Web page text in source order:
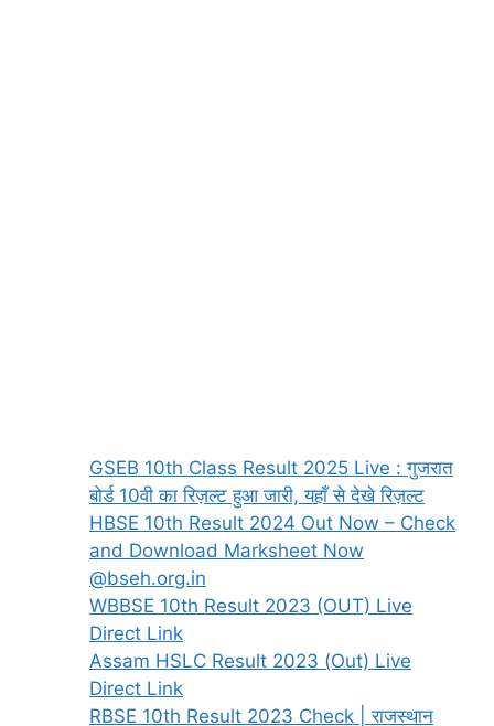
GSEB 10th Class Result 2025 Live : गुजरात
बोर्ड 10वी का रिज़ल्ट हुआ जारी, यहाँ से देखे रिज़ल्ट
HBSE 10th Result 2024 Out Now – Check
and Download Marksheet Now
@bseh.org.in
WBBSE 10th Result 2023 (OUT) Live
Direct Link
Assam HSLC Result 2023 (Out) Live
Direct Link
RBSE 10th Result 2023 Check | राजस्थान